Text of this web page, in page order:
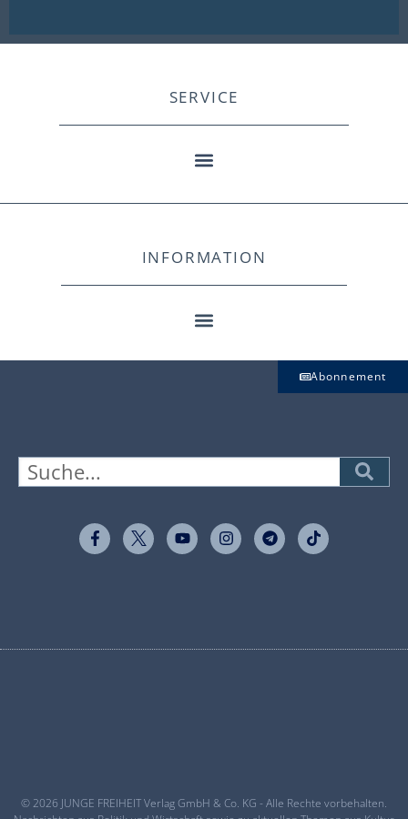
SERVICE
INFORMATION
Abonnement
© 2026 JUNGE FREIHEIT Verlag GmbH & Co. KG - Alle Rechte vorbehalten.